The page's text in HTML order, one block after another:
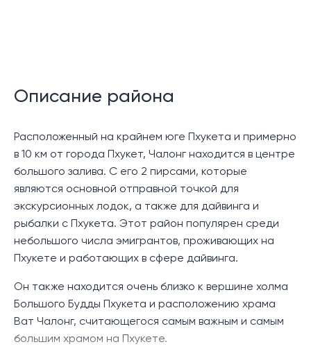
Терраса у бассейна
Приемная/холл
Описание района
Расположенный на крайнем юге Пхукета и примерно
в 10 км от города Пхукет, Чалонг находится в центре
большого залива. С его 2 пирсами, которые
являются основной отправной точкой для
экскурсионных лодок, а также для дайвинга и
рыбалки с Пхукета. Этот район популярен среди
небольшого числа эмигрантов, проживающих на
Пхукете и работающих в сфере дайвинга.
Он также находится очень близко к вершине холма
Большого Будды Пхукета и расположению храма
Ват Чалонг, считающегося самым важным и самым
большим храмом на Пхукете.